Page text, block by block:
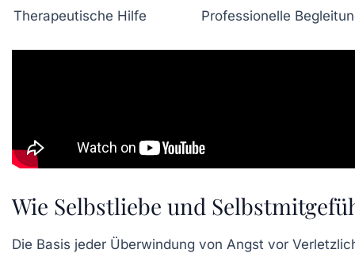
Therapeutische Hilfe
Professionelle
Wie Selbstliebe und
Die Basis jeder Überwindung von Angst vor